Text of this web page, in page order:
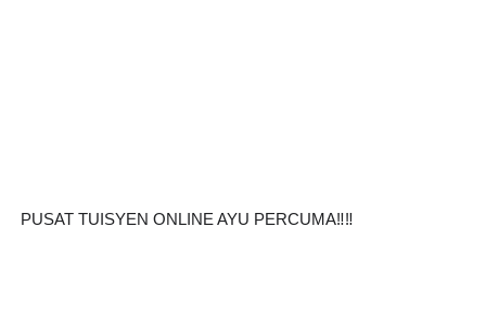
PUSAT TUISYEN ONLINE AYU PERCUMA‼️‼️